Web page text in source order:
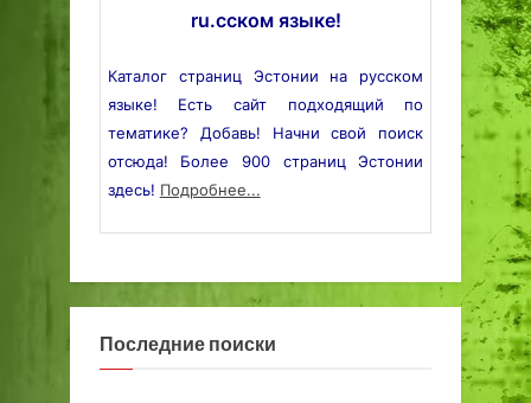
ru.сском языке!
Каталог страниц Эстонии на русском
языке! Есть сайт подходящий по
тематике? Добавь! Начни свой поиск
отсюда! Более 900 страниц Эстонии
здесь! Подробнее...
Последние поиски